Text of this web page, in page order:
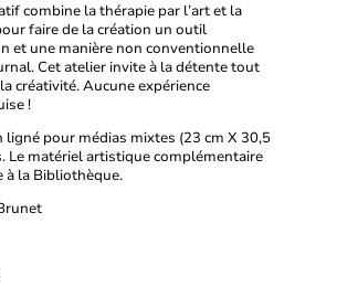
combine la thérapie par l’art et la
faire de la création un outil
et une manière non conventionnelle
Cet atelier invite à la détente tout
créativité. Aucune expérience
!
ligné pour médias mixtes (23 cm X 30,5
Le matériel artistique complémentaire
à la Bibliothèque.